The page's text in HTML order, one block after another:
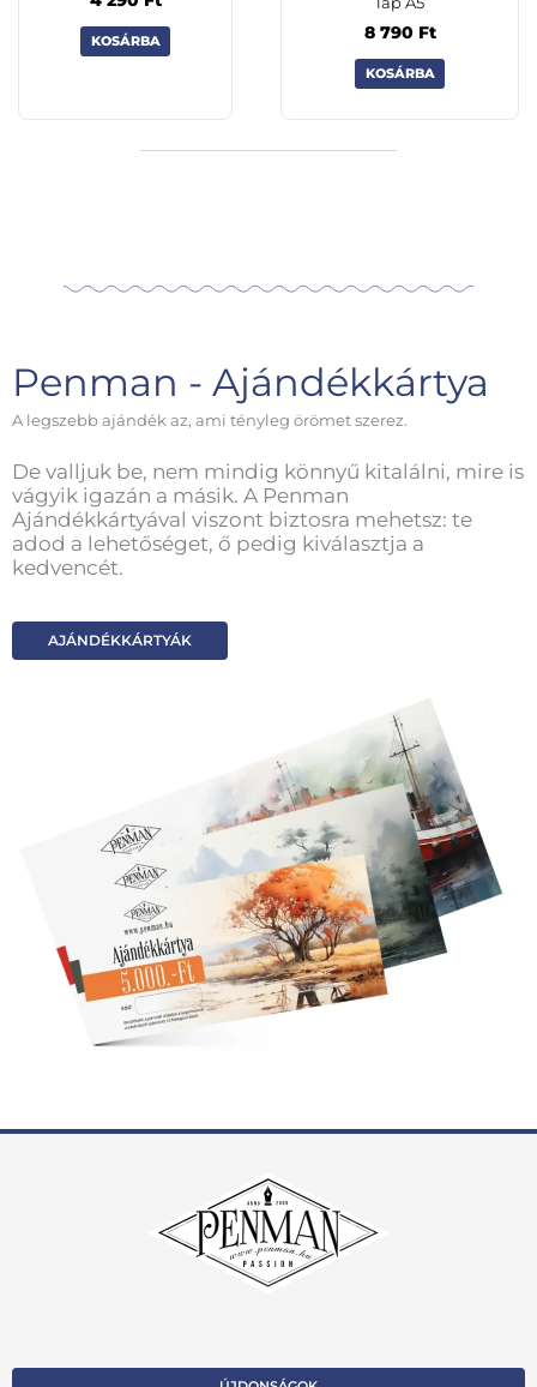
KOSÁRBA 8 790 Ft
KOSÁRBA
Penman - Ajándékkártya
A legszebb ajándék az, ami tényleg örömet szerez.
De valljuk be, nem mindig könnyű kitalálni, mire is
vágyik igazán a másik. A Penman
Ajándékkártyával viszont biztosra mehetsz: te
adod a lehetőséget, ő pedig kiválasztja a
kedvencét.
AJÁNDÉKKÁRTYÁK